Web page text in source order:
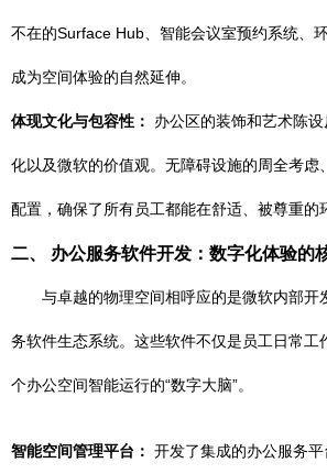
不在的Surface Hub、智能会议室预约系统、
成为空间体验的自然延伸。
体现文化与包容性： 办公区的装饰和艺术陈
化以及微软的价值观。无障碍设施的周全考虑
配置，确保了所有员工都能在舒适、被尊重的
二、 办公服务软件开发：数字化体验的
与卓越的物理空间相呼应的是微软内部开
务软件生态系统。这些软件不仅是员工日常工
个办公空间智能运行的“数字大脑”。
智能空间管理平台： 开发了集成的办公服务